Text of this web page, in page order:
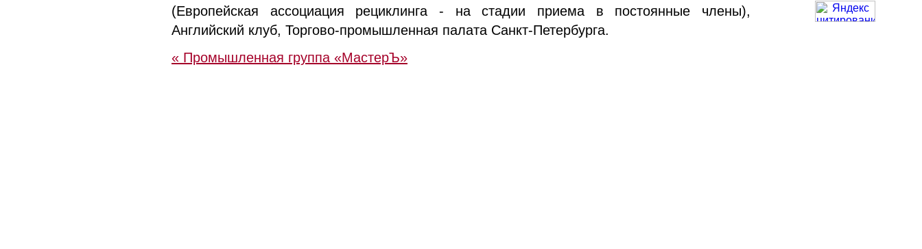
(Европейская ассоциация рециклинга - на стадии приема в постоянные члены),
Английский клуб, Торгово-промышленная палата Санкт-Петербурга.
« Промышленная группа «МастерЪ»